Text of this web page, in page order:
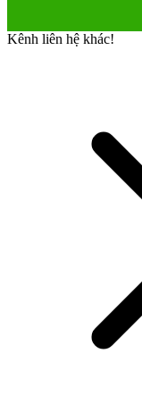
Kênh liên hệ khác!